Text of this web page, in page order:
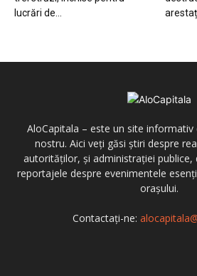
lucrări de...
AloCapitala – este un site informativ
nostru. Aici veți găsi știri despre
autorităților, și administrației publice,
reportajele despre evenimentele
orașului.
Contactați-ne: